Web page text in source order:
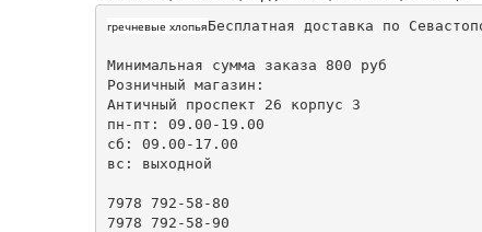
гречневые хлопьяБесплатная доставка по
Минимальная сумма заказа 800 руб
Розничный магазин:
Античный проспект 26 корпус 3
пн-пт: 09.00-19.00
сб: 09.00-17.00
вс: выходной
7978 792-58-80
7978 792-58-90